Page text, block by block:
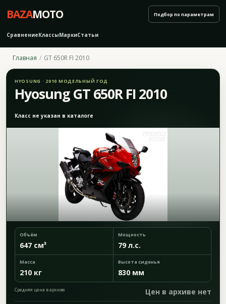
BAZAMOTO
СравнениеКлассыМаркиСтатьи
Подбор по параметрам
Главная GT 650R FI 2010
HYOSUNG · 2010 МОДЕЛЬНЫЙ ГОД
Hyosung GT 650R FI 2010
Класс не указан в каталоге
Объём
647 см³
Мощность
79 л.с.
Масса
210 кг
Высота сиденья
830 мм
Средняя цена в архиве Цен в архиве нет